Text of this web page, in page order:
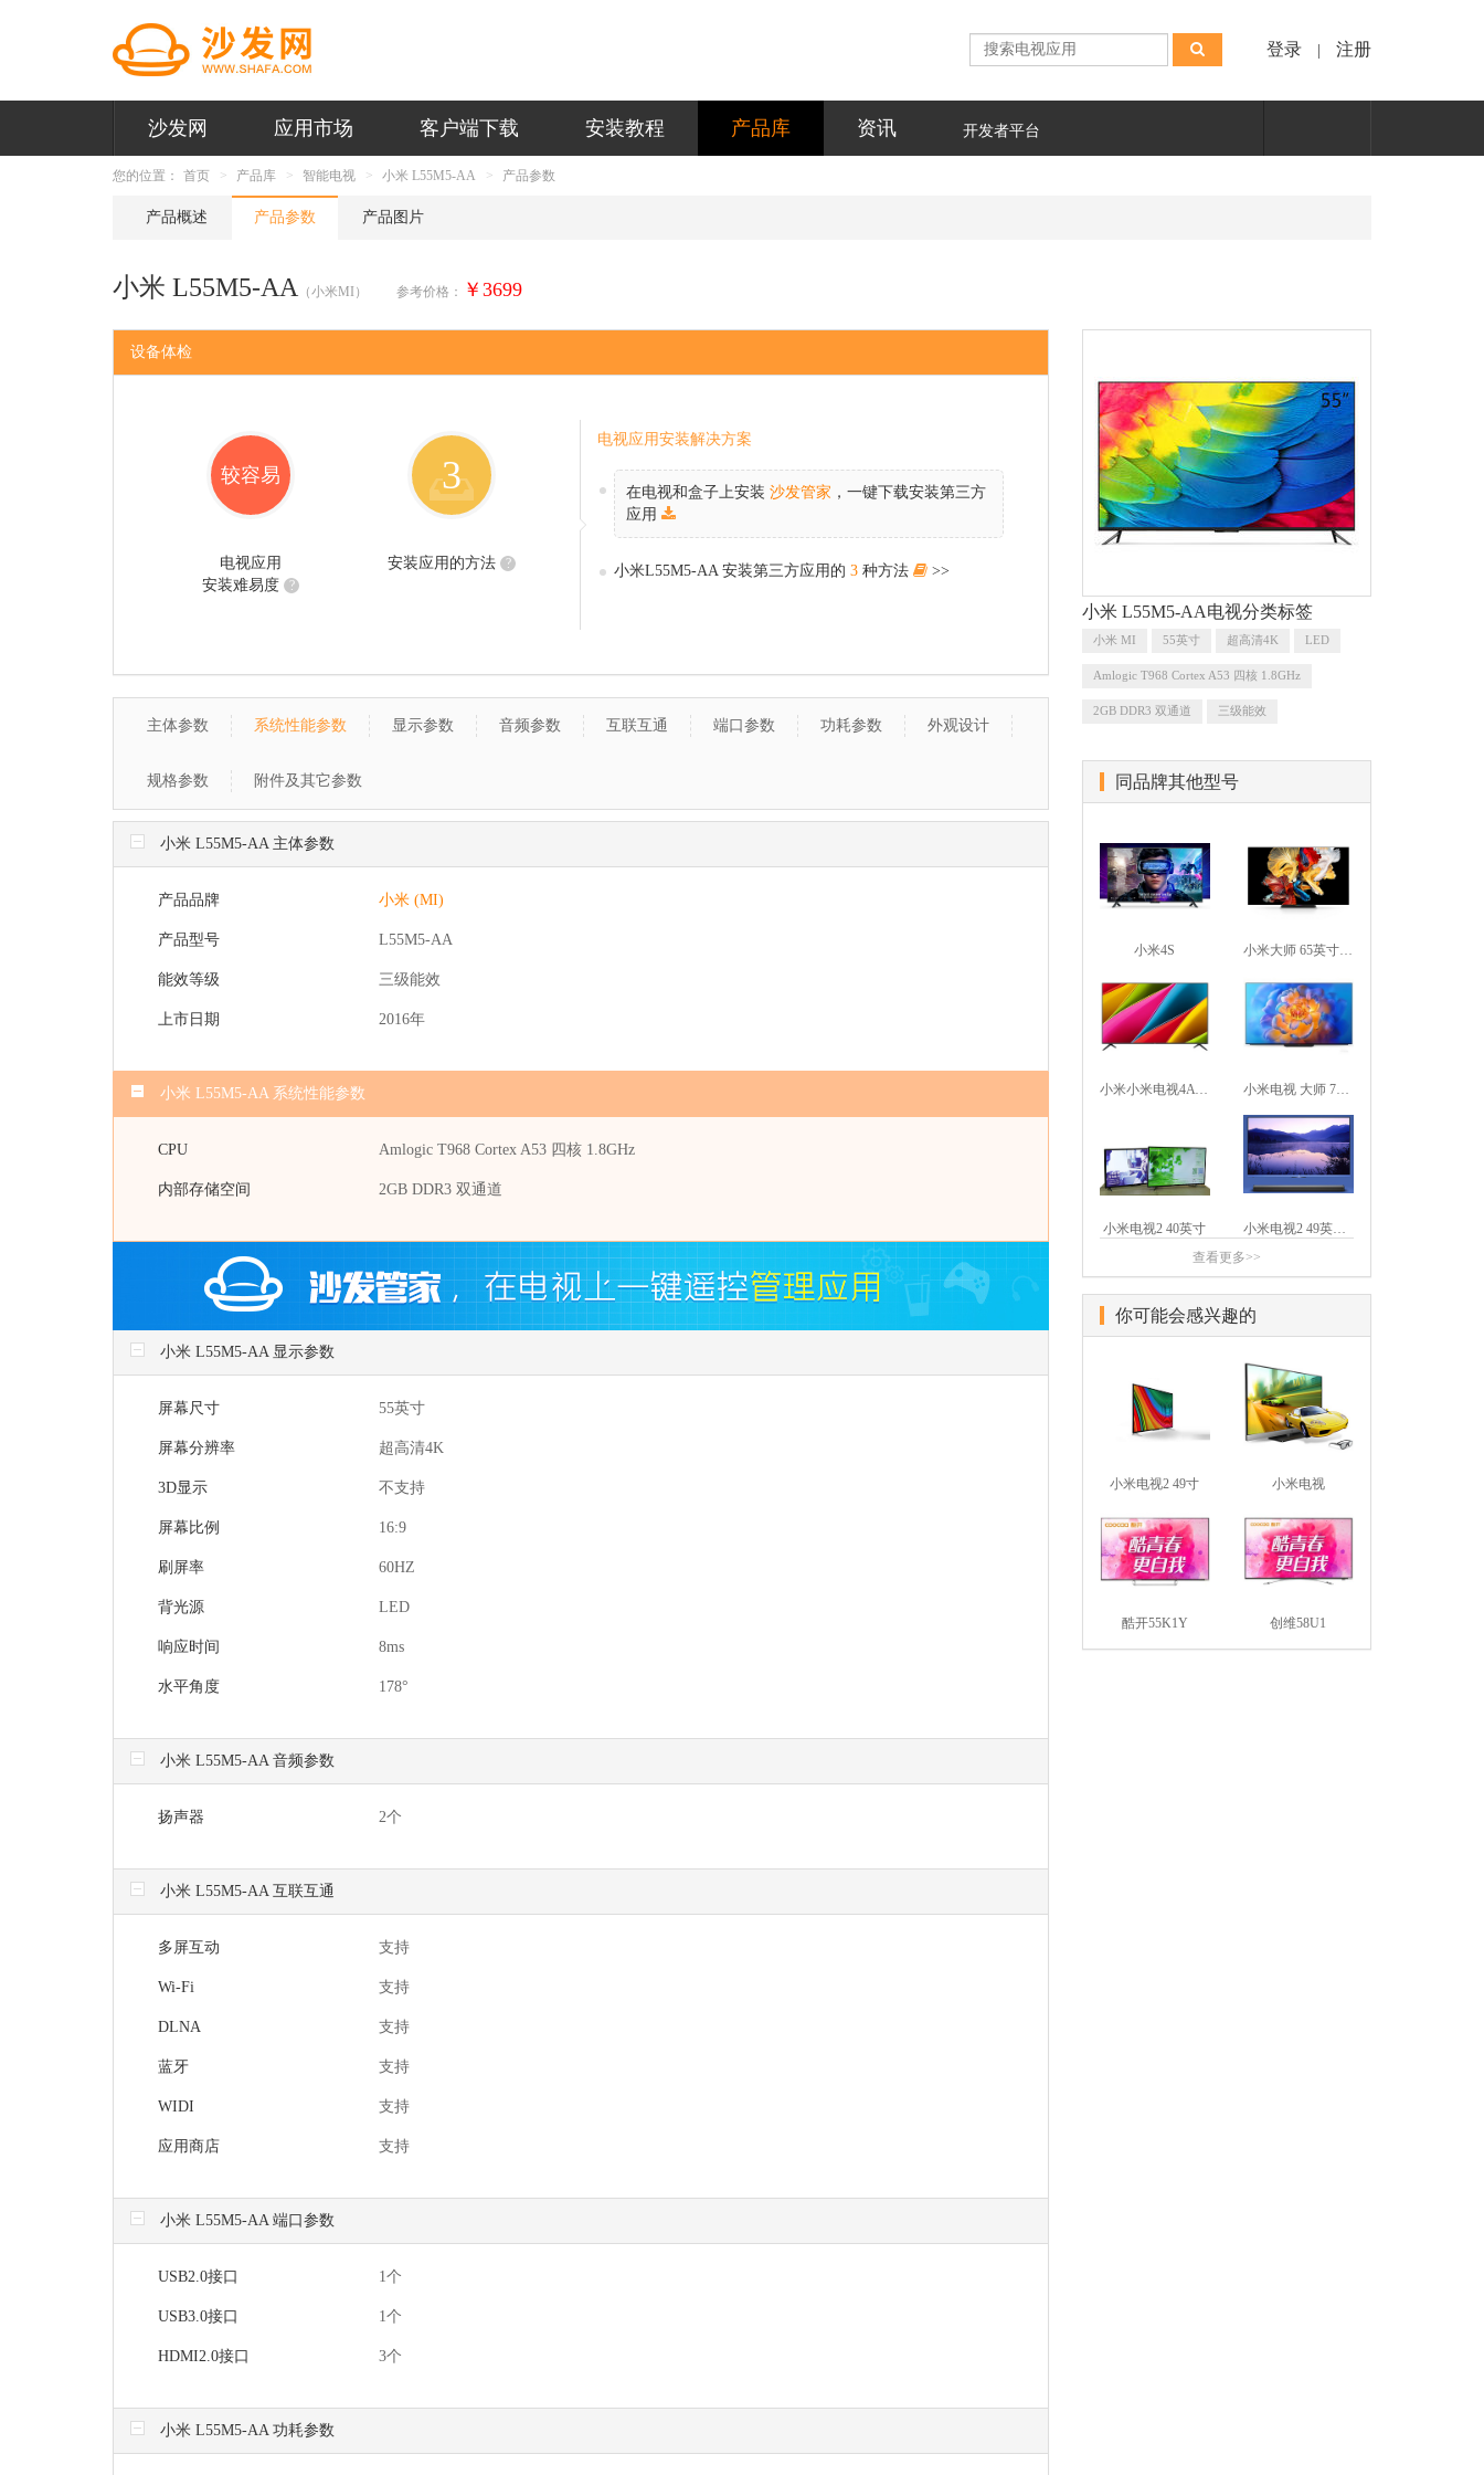
登录 注册
沙发网 应用市场 客户端下载 安装教程 产品库 资讯 开发者平台
您的位置： 首页 产品库 智能电视 小米 L55M5-AA 产品参数
产品概述 产品参数 产品图片
小米 L55M5-AA （小米MI） 参考价格： ￥3699
设备体检
较容易
电视应用
安装难易度
?
3
安装应用的方法 ?
电视应用安装解决方案
在电视和盒子上安装 沙发管家 ，一键下载安装第三方
应用
小米L55M5-AA 安装第三方应用的 3种方法 >>
主体参数 系统性能参数 显示参数 音频参数 互联互通 端口参数 功耗参数 外观设计
规格参数 附件及其它参数
小米 L55M5-AA 主体参数
产品品牌 小米 (MI)
产品型号 L55M5-AA
能效等级 三级能效
上市日期 2016年
小米 L55M5-AA 系统性能参数
CPU Amlogic T968 Cortex A53 四核 1.8GHz
内部存储空间 2GB DDR3 双通道
小米 L55M5-AA 显示参数
屏幕尺寸 55英寸
屏幕分辨率 超高清4K
3D显示 不支持
屏幕比例 16:9
刷屏率 60HZ
背光源 LED
响应时间 8ms
水平角度 178°
小米 L55M5-AA 音频参数
扬声器 2个
小米 L55M5-AA 互联互通
多屏互动 支持
Wi-Fi 支持
DLNA 支持
蓝牙 支持
WIDI 支持
应用商店 支持
小米 L55M5-AA 端口参数
USB2.0接口 1个
USB3.0接口 1个
HDMI2.0接口 3个
小米 L55M5-AA 功耗参数
小米 L55M5-AA电视分类标签
小米 MI 55英寸 超高清4K LED
Amlogic T968 Cortex A53 四核 1.8GHz
2GB DDR3 双通道 三级能效
同品牌其他型号
小米4S 小米大师 65英寸OLED
小米小米电视4A 50英寸 人工语音智能版 小米电视 大师 77英寸 OLED
小米电视2 40英寸
小米电视2 49英寸家庭影院版
查看更多>>
你可能会感兴趣的
小米电视2 49寸 小米电视
酷开55K1Y 创维58U1